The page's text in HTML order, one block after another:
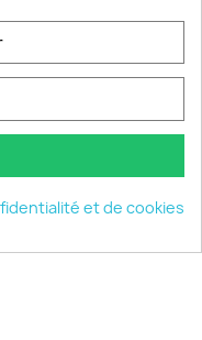
keyboard_arrow_down
et de cookies